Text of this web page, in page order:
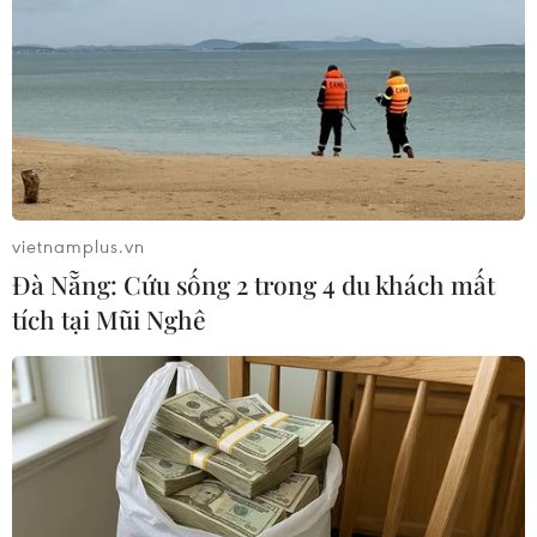
hướng sang người cao tuổi
Chuyên gia Nhật Bản nói Việt Nam
nên ưu tiên sản xuất và đóng gói chip
bán dẫn
08/08/2026 13:28
tại thị trường Algeria
08/08/2026 12:55
Động lực mới cho hợp tác thương
vietnamplus.vn
Đà Nẵng: Cứu sống 2 trong 4 du khách mất
tích tại Mũi Nghê